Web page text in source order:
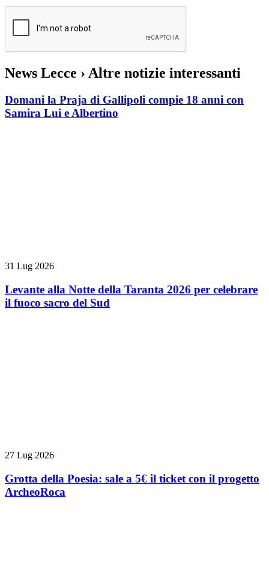
News Lecce › Altre notizie interessanti
Domani la Praja di Gallipoli compie 18 anni con
Samira Lui e Albertino
31 Lug 2026
Levante alla Notte della Taranta 2026 per celebrare
il fuoco sacro del Sud
27 Lug 2026
Grotta della Poesia: sale a 5€ il ticket con il progetto
ArcheoRoca